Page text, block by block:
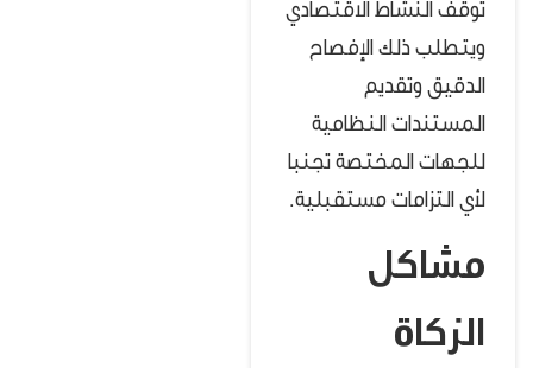
توقف النشاط الاقتصادي
ويتطلب ذلك الإفصاح
الدقيق وتقديم
المستندات النظامية
للجهات المختصة تجنبا
لأي التزامات مستقبلية.
مشاكل
الزكاة